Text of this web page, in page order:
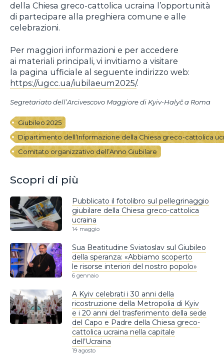
della Chiesa greco-cattolica ucraina l’opportunità
di partecipare alla preghiera comune e alle
celebrazioni.
Per maggiori informazioni e per accedere
ai materiali principali, vi invitiamo a visitare
la pagina ufficiale al seguente indirizzo web:
https://ugcc.ua/iubilaeum2025/.
Segretariato dell’Arcivescovo Maggiore di Kyiv-Halyč a Roma
Giubileo 2025
Dipartimento dell’Informazione della Chiesa greco-cattolica
Comitato organizzativo dell’Anno Giubilare
Scopri di più
Pubblicato il fotolibro sul pellegrinaggio
giubilare della Chiesa greco-cattolica
ucraina
14 maggio
Sua Beatitudine Sviatoslav sul Giubileo
della speranza: «Abbiamo scoperto
le risorse interiori del nostro popolo»
6 gennaio
A Kyiv celebrati i 30 anni della
ricostruzione della Metropolia di Kyiv
e i 20 anni del trasferimento della sede
del Capo e Padre della Chiesa greco-
cattolica ucraina nella capitale
dell’Ucraina
19 agosto